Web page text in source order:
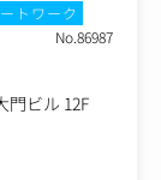
No.87007